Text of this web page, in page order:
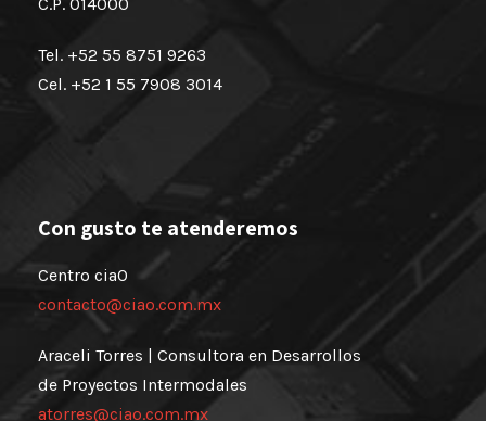
Tel. +52 55 8751 9263
Cel. +52 1 55 7908 3014
Con gusto te atenderemos
Centro ciaO
contacto@ciao.com.mx
Araceli Torres | Consultora en Desarrollos
de Proyectos Intermodales
atorres@ciao.com.mx